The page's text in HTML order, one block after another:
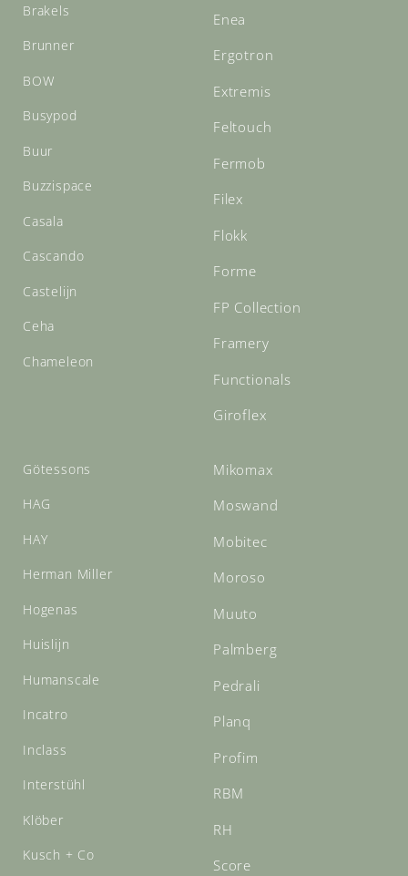
Brakels
Brunner
BOW
Busypod
Buur
Buzzispace
Casala
Cascando
Castelijn
Ceha
Chameleon
Enea
Ergotron
Extremis
Feltouch
Fermob
Filex
Flokk
Forme
FP Collection
Framery
Functionals
Giroflex
Götessons
HAG
HAY
Herman Miller
Hogenas
Huislijn
Humanscale
Incatro
Inclass
Interstühl
Klöber
Kusch + Co
Mikomax
Moswand
Mobitec
Moroso
Muuto
Palmberg
Pedrali
Planq
Profim
RBM
RH
Score